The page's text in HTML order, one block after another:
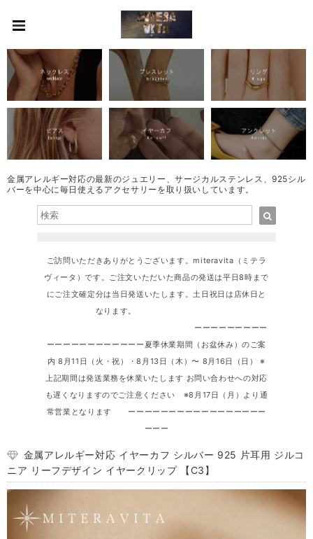
金属アレルギー対応の最新のジュエリー、サージカルステンレス、925シル
バーを中心に毎日使えるアクセサリーを取り扱いしています。
ご訪問いただきありがとうございます。miteravita（ミテラ
ヴィータ）です。ご注文いただいた商品の発送は平日8時まで
にご注文確定分は当日発送いたします。土日祝日は店休日と
なります。
ーーーーーーーーー
ーーーーーーーーーーーー夏季休業期間（お盆休み）のご案
内 8月11日（火・祝）・8月13日（木）〜 8月16日（日） ※
上記期間は発送業務を休業いたします お問い合わせへの対応
も遅くなりますのでご注意ください ※8月17日（月）より通
常営業となります ーーーーーーーーーーーーーーーーー
ーーー
金属アレルギー対応 イヤーカフ シルバー 925 片耳用 ジルコ
ニア リーフデザイン イヤークリップ 【C3】